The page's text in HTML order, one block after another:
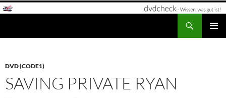
Zum
DVD (CODE1)
SAVING PRIVATE RYAN